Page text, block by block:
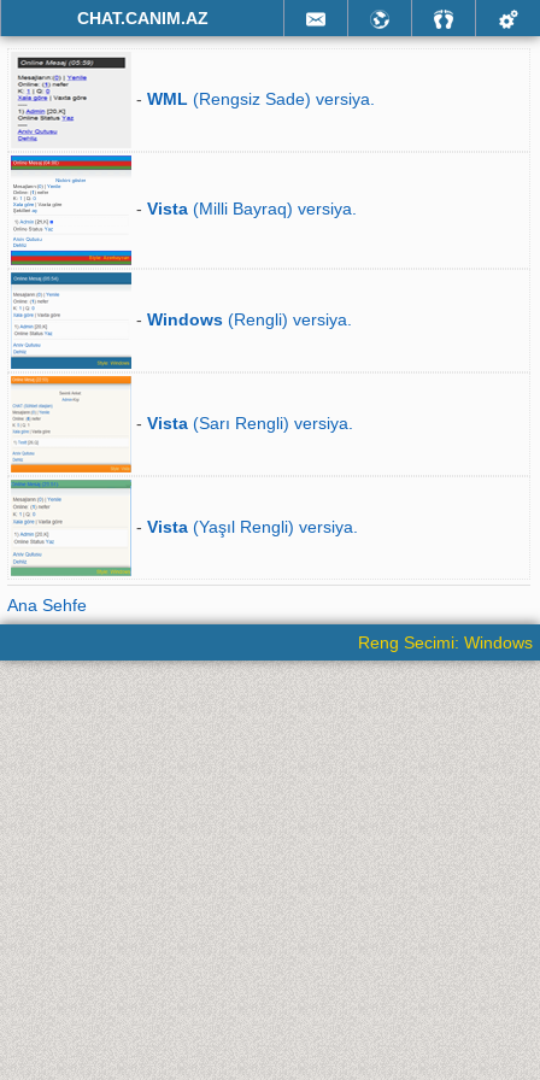
CHAT.CANIM.AZ
- WML (Rengsiz Sade) versiya.
- Vista (Milli Bayraq) versiya.
- Windows (Rengli) versiya.
- Vista (Sarı Rengli) versiya.
- Vista (Yaşıl Rengli) versiya.
Ana Sehfe
Reng Secimi: Windows